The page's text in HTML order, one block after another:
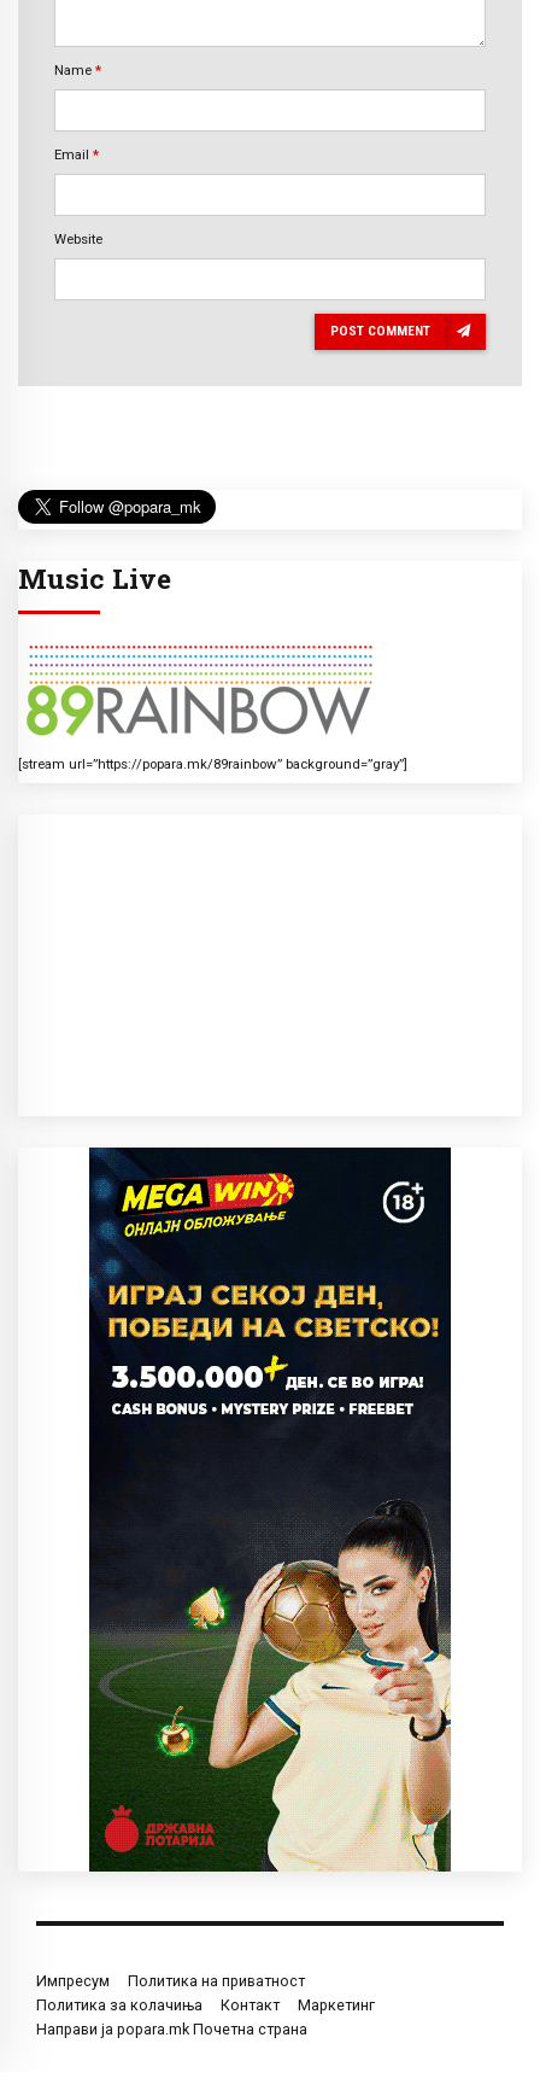
Name *
Email *
Website
POST COMMENT
Music Live
[stream url=”https://popara.mk/89rainbow” background=”gray”]
Импресум
Политика на приватност
Политика за колачиња
Контакт
Маркетинг
Направи ја popara.mk Почетна страна